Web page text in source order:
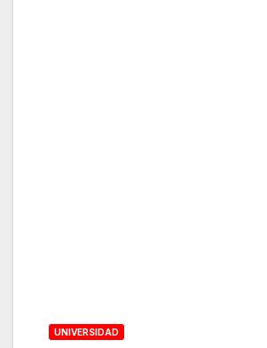
UNIVERSIDAD